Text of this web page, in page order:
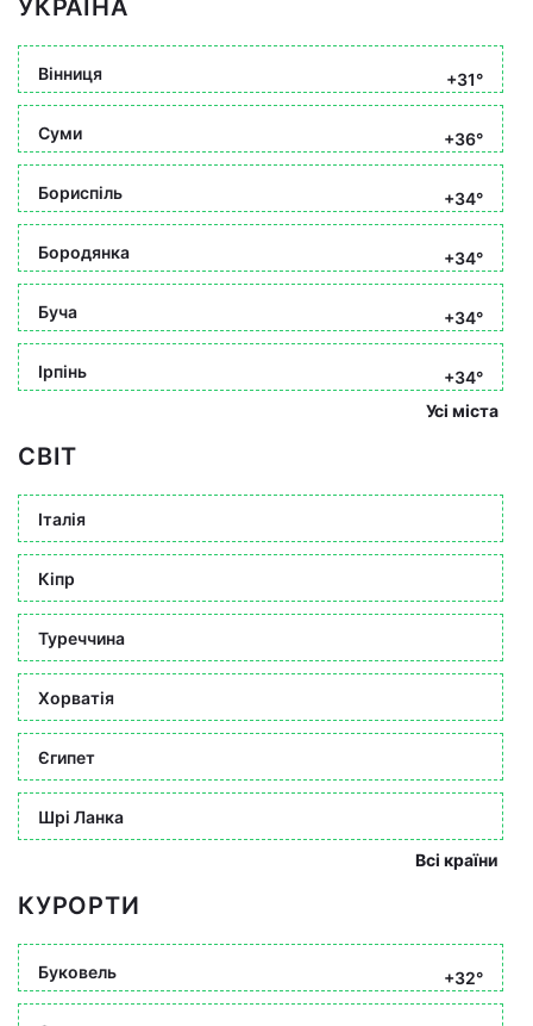
УКРАЇНА
Вінниця +31°
Суми +36°
Бориспіль +34°
Бородянка +34°
Буча +34°
Ірпінь
+34°
Усі міста
СВІТ
Італія
Кіпр
Туреччина
Хорватія
Єгипет
Шрі Ланка
Всі країни
КУРОРТИ
Буковель +32°